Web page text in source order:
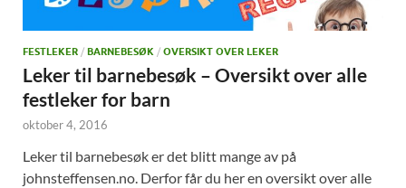
FESTLEKER / BARNEBESØK / OVERSIKT OVER LEKER
Leker til barnebesøk – Oversikt over alle
festleker for barn
oktober 4, 2016
Leker til barnebesøk er det blitt mange av på
johnsteffensen.no. Derfor får du her en oversikt over alle